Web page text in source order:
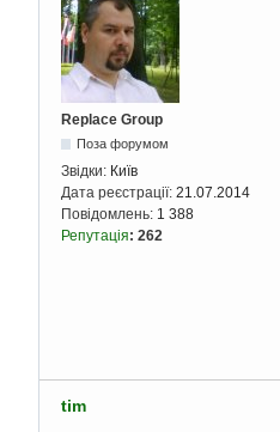
Replace Group
Поза форумом
Звідки: Київ
Дата реєстрації: 21.07.2014
Повідомлень: 1 388
Репутація: 262
tim